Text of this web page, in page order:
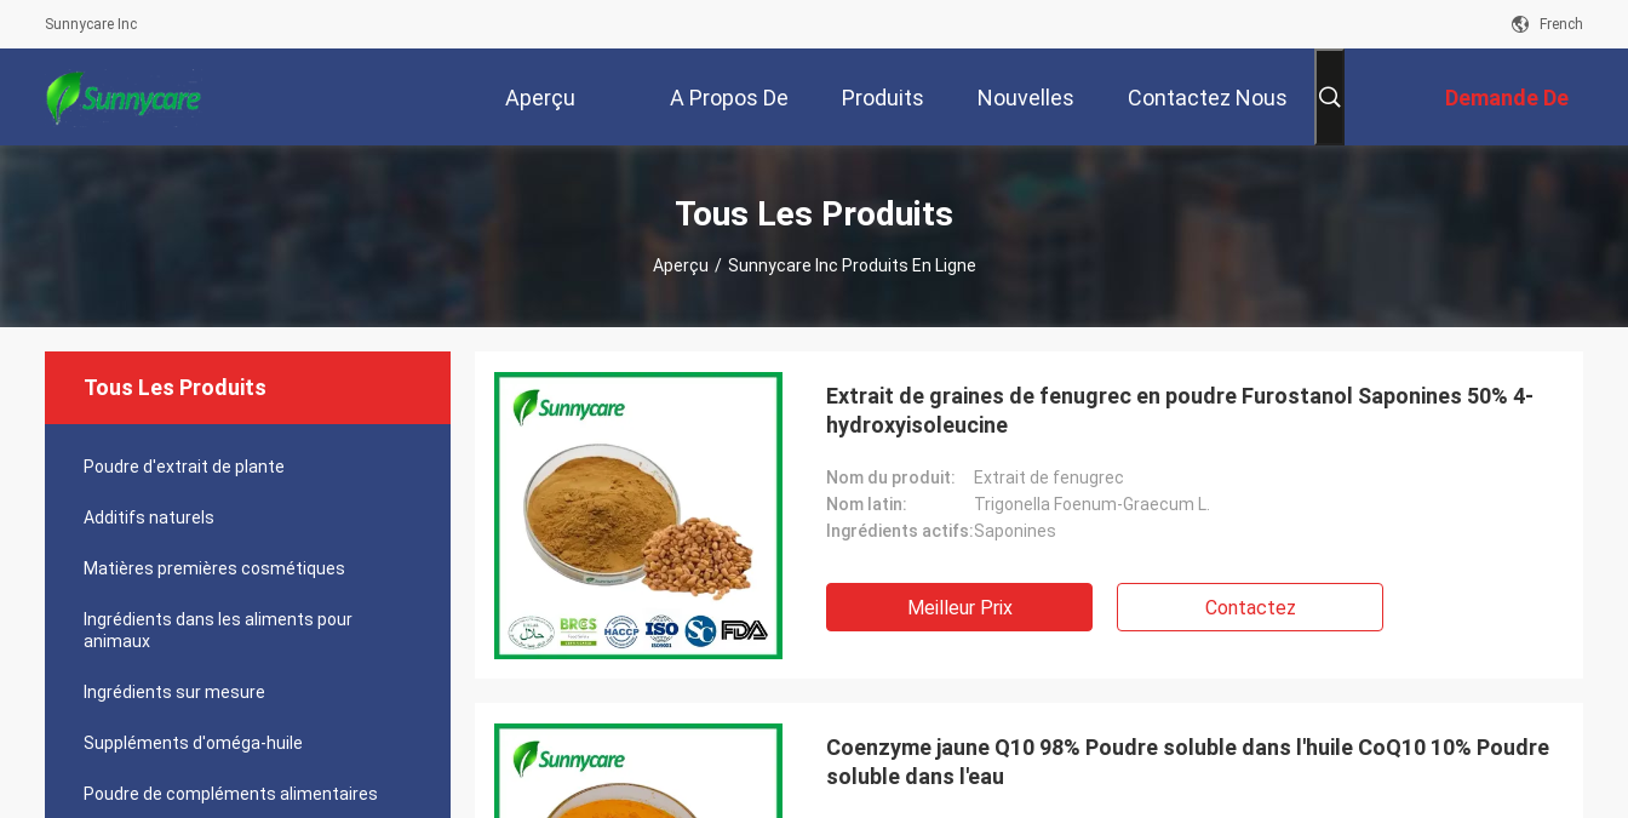
Sunnycare Inc French
Aperçu A Propos De
Nous
Produits Nouvelles Contactez Nous Demande De
Soumission
Tous Les Produits
Aperçu / Sunnycare Inc Produits En Ligne
Tous Les Produits
Poudre d'extrait de plante
Additifs naturels
Matières premières cosmétiques
Ingrédients dans les aliments pour
animaux
Ingrédients sur mesure
Suppléments d'oméga-huile
Poudre de compléments alimentaires
Extrait de graines de fenugrec en poudre Furostanol Saponines 50% 4-
hydroxyisoleucine
Nom du produit:
Extrait de fenugrec
Nom latin:
Trigonella Foenum-Graecum L.
Ingrédients actifs:Saponines
Meilleur Prix Contactez
Coenzyme jaune Q10 98% Poudre soluble dans l'huile CoQ10 10% Poudre
soluble dans l'eau